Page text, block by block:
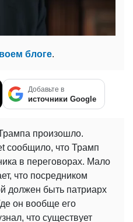
блоге.
Добавьте в
источники Google
произошло.
сообщило, что Трамп
в переговорах. Мало
что посредником
должен быть патриарх
он вообще его
что существует